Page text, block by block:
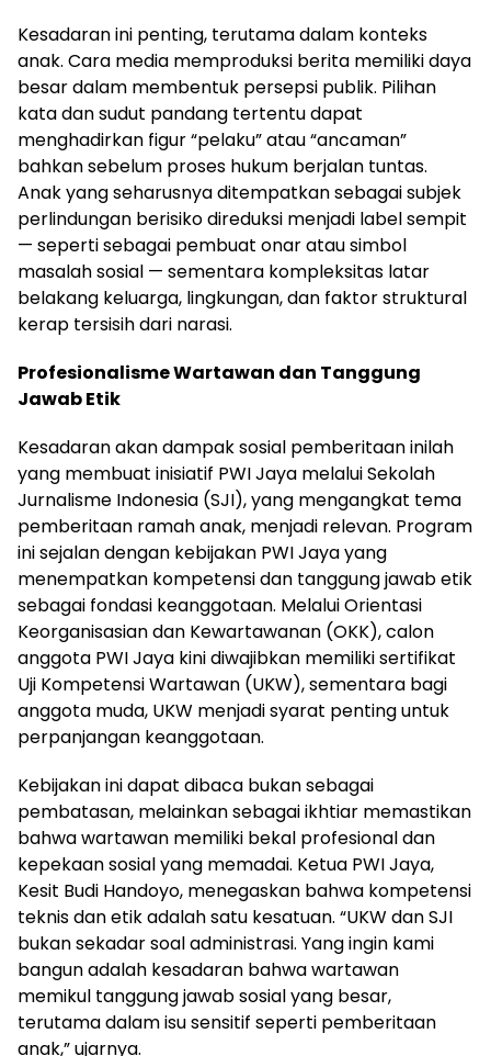
Kesadaran ini penting, terutama dalam konteks
anak. Cara media memproduksi berita memiliki daya
besar dalam membentuk persepsi publik. Pilihan
kata dan sudut pandang tertentu dapat
menghadirkan figur “pelaku” atau “ancaman”
bahkan sebelum proses hukum berjalan tuntas.
Anak yang seharusnya ditempatkan sebagai subjek
perlindungan berisiko direduksi menjadi label sempit
— seperti sebagai pembuat onar atau simbol
masalah sosial — sementara kompleksitas latar
belakang keluarga, lingkungan, dan faktor struktural
kerap tersisih dari narasi.
Profesionalisme Wartawan dan Tanggung
Jawab Etik
Kesadaran akan dampak sosial pemberitaan inilah
yang membuat inisiatif PWI Jaya melalui Sekolah
Jurnalisme Indonesia (SJI), yang mengangkat tema
pemberitaan ramah anak, menjadi relevan. Program
ini sejalan dengan kebijakan PWI Jaya yang
menempatkan kompetensi dan tanggung jawab etik
sebagai fondasi keanggotaan. Melalui Orientasi
Keorganisasian dan Kewartawanan (OKK), calon
anggota PWI Jaya kini diwajibkan memiliki sertifikat
Uji Kompetensi Wartawan (UKW), sementara bagi
anggota muda, UKW menjadi syarat penting untuk
perpanjangan keanggotaan.
Kebijakan ini dapat dibaca bukan sebagai
pembatasan, melainkan sebagai ikhtiar memastikan
bahwa wartawan memiliki bekal profesional dan
kepekaan sosial yang memadai. Ketua PWI Jaya,
Kesit Budi Handoyo, menegaskan bahwa kompetensi
teknis dan etik adalah satu kesatuan. “UKW dan SJI
bukan sekadar soal administrasi. Yang ingin kami
bangun adalah kesadaran bahwa wartawan
memikul tanggung jawab sosial yang besar,
terutama dalam isu sensitif seperti pemberitaan
anak,” ujarnya.